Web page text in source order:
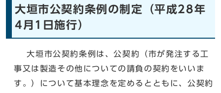
大垣市公契約条例の制定（平成28年
4月1日施行）
大垣市公契約条例は、公契約（市が発注する工
事又は製造その他についての請負の契約をいいま
す。）について基本理念を定めるとともに、公契約